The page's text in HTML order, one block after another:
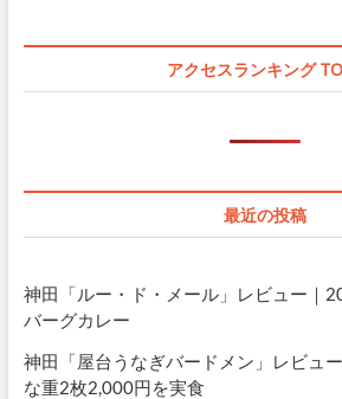
アクセスランキング
最近の投稿
神田「ルー・ド・メール」レビュー｜
バーグカレー
神田「屋台うなぎバードメン」レビュ
な重2枚2,000円を実食